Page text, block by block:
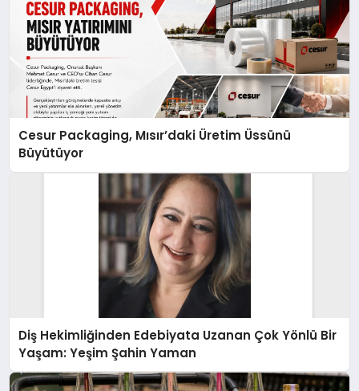
Cesur Packaging, Mısır’daki Üretim Üssünü
Büyütüyor
Diş Hekimliğinden Edebiyata Uzanan Çok Yönlü Bir
Yaşam: Yeşim Şahin Yaman